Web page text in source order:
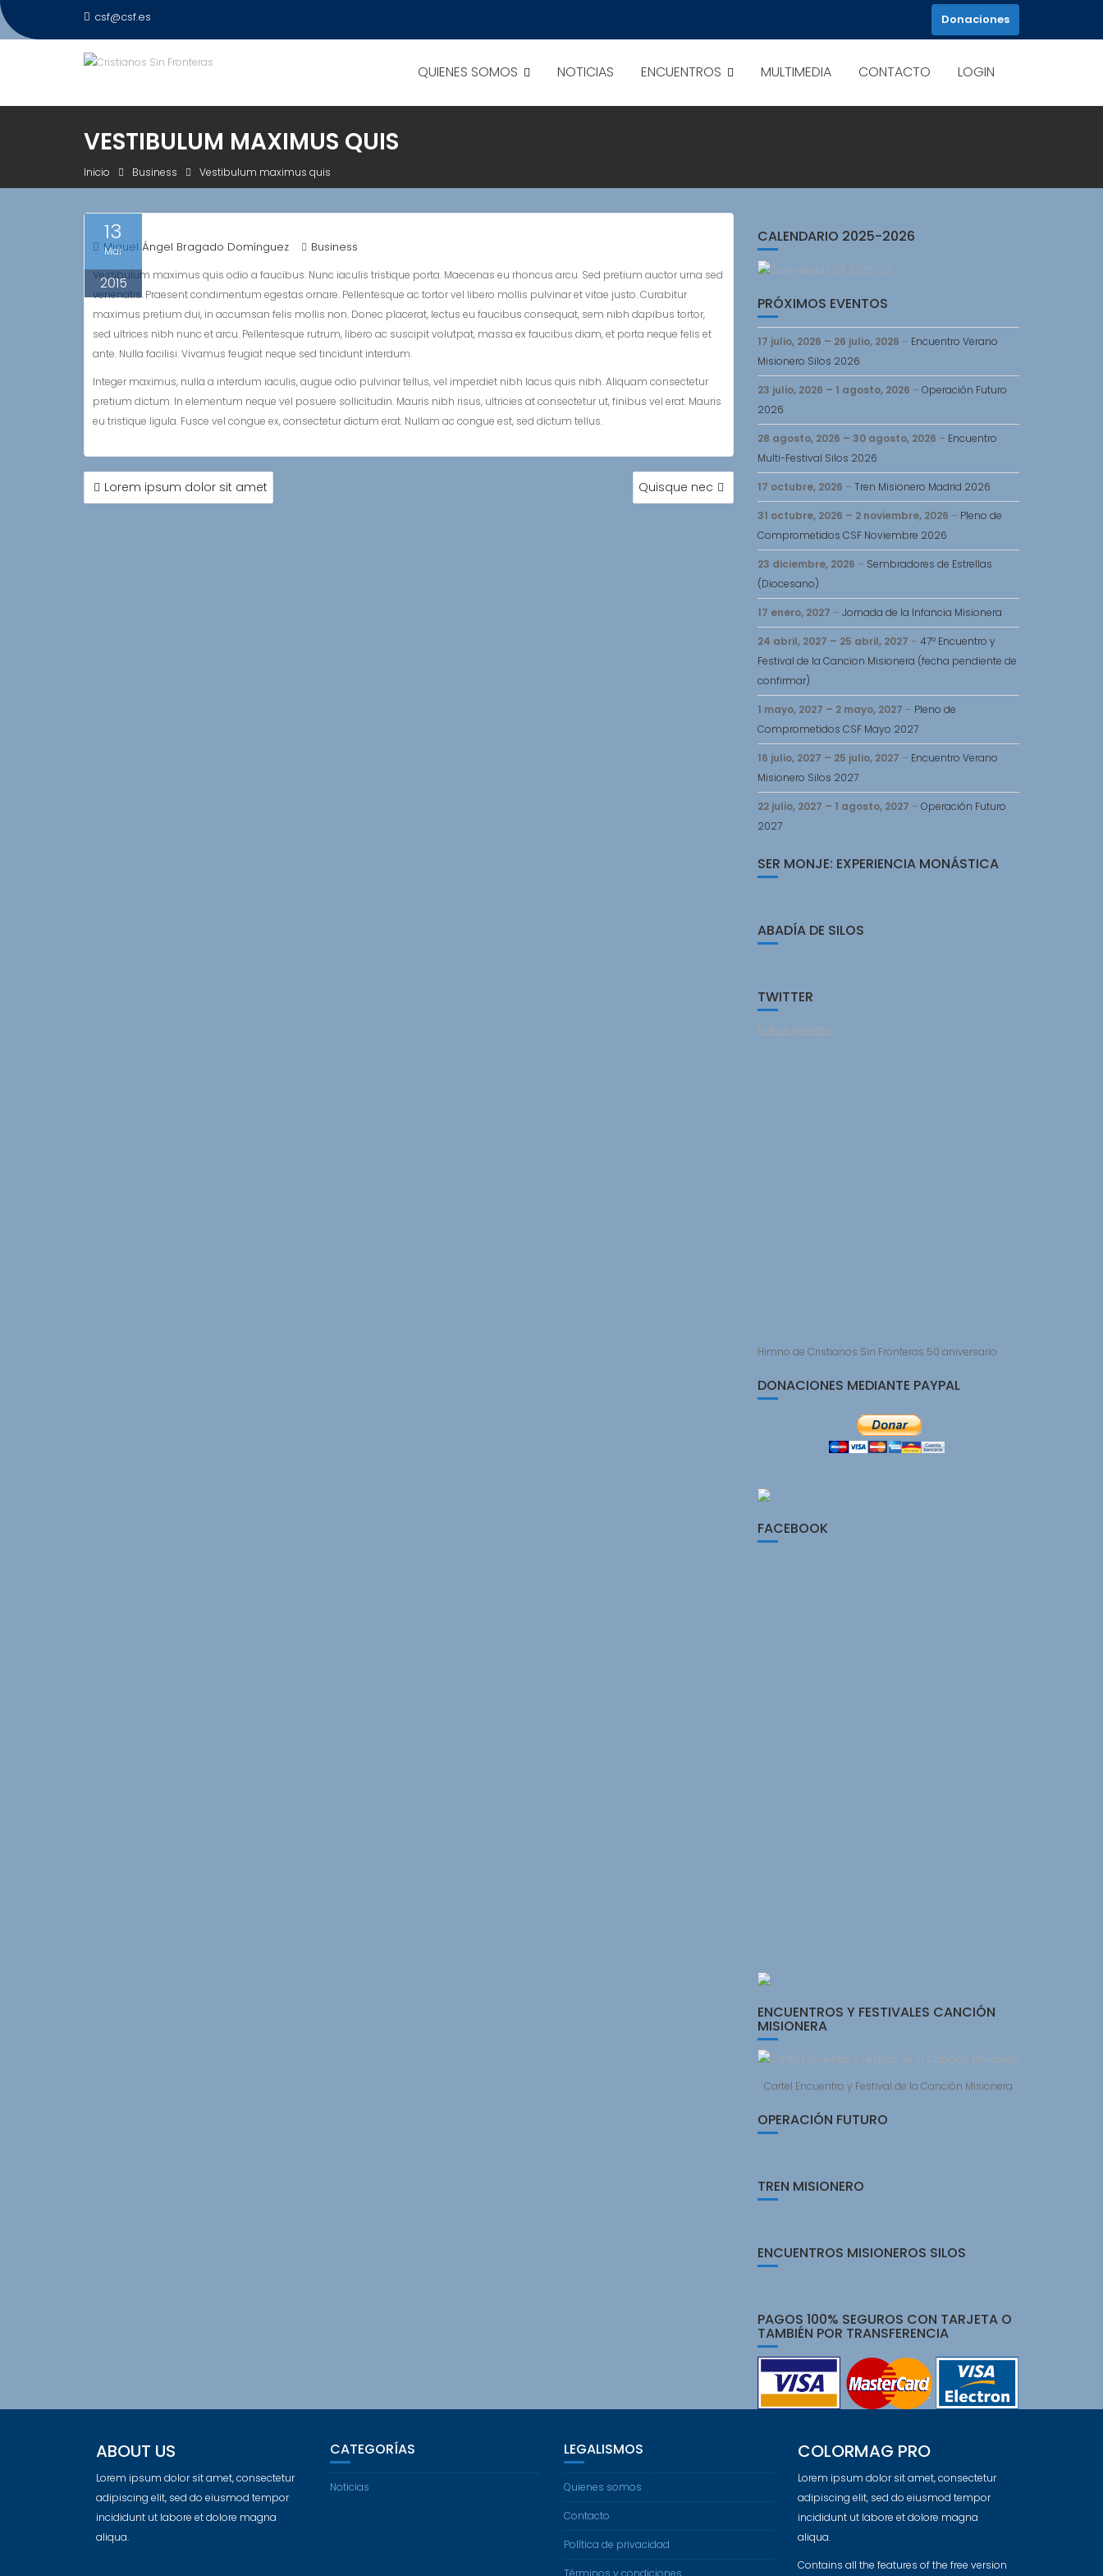
Saltar
al
csf@csf.es Donaciones
QUIENES SOMOS NOTICIAS ENCUENTROS MULTIMEDIA CONTACTO LOGIN
VESTIBULUM MAXIMUS QUIS
Inicio Business Vestibulum maximus quis
13
Mar
2015
Miguel Ángel Bragado Domínguez Business
Vestibulum maximus quis odio a faucibus. Nunc iaculis tristique porta. Maecenas eu rhoncus arcu. Sed pretium auctor urna sed
venenatis. Praesent condimentum egestas ornare. Pellentesque ac tortor vel libero mollis pulvinar et vitae justo. Curabitur
maximus pretium dui, in accumsan felis mollis non. Donec placerat, lectus eu faucibus consequat, sem nibh dapibus tortor,
sed ultrices nibh nunc et arcu. Pellentesque rutrum, libero ac suscipit volutpat, massa ex faucibus diam, et porta neque felis et
ante. Nulla facilisi. Vivamus feugiat neque sed tincidunt interdum.
Integer maximus, nulla a interdum iaculis, augue odio pulvinar tellus, vel imperdiet nibh lacus quis nibh. Aliquam consectetur
pretium dictum. In elementum neque vel posuere sollicitudin. Mauris nibh risus, ultricies at consectetur ut, finibus vel erat. Mauris
eu tristique ligula. Fusce vel congue ex, consectetur dictum erat. Nullam ac congue est, sed dictum tellus.
NAVEGACIÓN
DELorem ipsum dolor sit amet Quisque nec
CALENDARIO 2025-2026
PRÓXIMOS EVENTOS
17 julio, 2026 – 26 julio, 2026 – Encuentro Verano
Misionero Silos 2026
23 julio, 2026 – 1 agosto, 2026 – Operación Futuro
2026
28 agosto, 2026 – 30 agosto, 2026 – Encuentro
Multi-Festival Silos 2026
17 octubre, 2026 – Tren Misionero Madrid 2026
31 octubre, 2026 – 2 noviembre, 2026 – Pleno de
Comprometidos CSF Noviembre 2026
23 diciembre, 2026 – Sembradores de Estrellas
(Diocesano)
17 enero, 2027 – Jornada de la Infancia Misionera
24 abril, 2027 – 25 abril, 2027 – 47º Encuentro y
Festival de la Cancion Misionera (fecha pendiente de
confirmar)
1 mayo, 2027 – 2 mayo, 2027 – Pleno de
Comprometidos CSF Mayo 2027
16 julio, 2027 – 25 julio, 2027 – Encuentro Verano
Misionero Silos 2027
22 julio, 2027 – 1 agosto, 2027 – Operación Futuro
2027
SER MONJE: EXPERIENCIA MONÁSTICA
ABADÍA DE SILOS
TWITTER
Follow @twitter
Himno de Cristianos Sin Fronteras 50 aniversario
DONACIONES MEDIANTE PAYPAL
FACEBOOK
ENCUENTROS Y FESTIVALES CANCIÓN
MISIONERA
Cartel Encuentro y Festival de la Canción Misionera
OPERACIÓN FUTURO
TREN MISIONERO
ENCUENTROS MISIONEROS SILOS
PAGOS 100% SEGUROS CON TARJETA O
TAMBIÉN POR TRANSFERENCIA
ABOUT US
Lorem ipsum dolor sit amet, consectetur
adipiscing elit, sed do eiusmod tempor
incididunt ut labore et dolore magna
aliqua.
CATEGORÍAS
Noticias
LEGALISMOS
Quienes somos
Contacto
Política de privacidad
Términos y condiciones
COLORMAG PRO
Lorem ipsum dolor sit amet, consectetur
adipiscing elit, sed do eiusmod tempor
incididunt ut labore et dolore magna
aliqua.
Contains all the features of the free version